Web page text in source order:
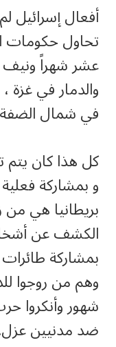
أفعال إسرائيل
تحاول حكومات
عشر شهراً ونيف
والدمار في غزة
في شمال
كل هذا كان
و بمشاركة
بريطانيا هي من
الكشف عن
بمشاركة
وهم من روجوا
شهور وأنكروا
ضد مدنيين